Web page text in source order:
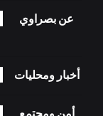
عن بصراوي
أخبار ومحليات
أمن ومجتمع